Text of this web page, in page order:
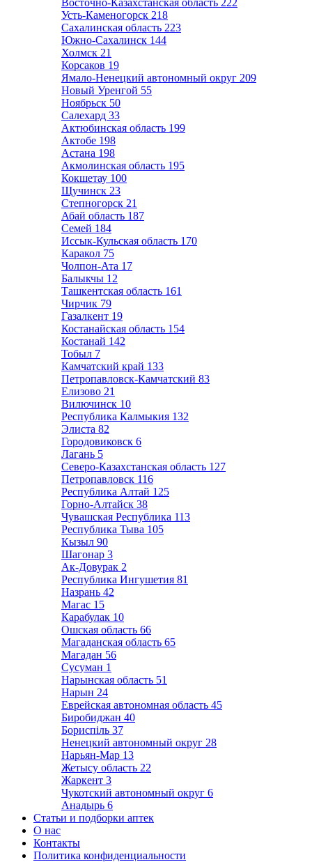
Восточно-Казахстанская область 222
Усть-Каменогорск 218
Сахалинская область 223
Южно-Сахалинск 144
Холмск 21
Корсаков 19
Ямало-Ненецкий автономный округ 209
Новый Уренгой 55
Ноябрьск 50
Салехард 33
Актюбинская область 199
Актобе 198
Астана 198
Акмолинская область 195
Кокшетау 100
Щучинск 23
Степногорск 21
Абай область 187
Семей 184
Иссык-Кульская область 170
Каракол 75
Чолпон-Ата 17
Балыкчы 12
Ташкентская область 161
Чирчик 79
Газалкент 19
Костанайская область 154
Костанай 142
Тобыл 7
Камчатский край 133
Петропавловск-Камчатский 83
Елизово 21
Вилючинск 10
Республика Калмыкия 132
Элиста 82
Городовиковск 6
Лагань 5
Северо-Казахстанская область 127
Петропавловск 116
Республика Алтай 125
Горно-Алтайск 38
Чувашская Республика 113
Республика Тыва 105
Кызыл 90
Шагонар 3
Ак-Довурак 2
Республика Ингушетия 81
Назрань 42
Магас 15
Карабулак 10
Ошская область 66
Магаданская область 65
Магадан 56
Сусуман 1
Нарынская область 51
Нарын 24
Еврейская автономная область 45
Биробиджан 40
Бориспіль 37
Ненецкий автономный округ 28
Нарьян-Мар 13
Жетысу область 22
Жаркент 3
Чукотский автономный округ 6
Анадырь 6
Статьи и подборки аптек
О нас
Контакты
Политика конфиденциальности